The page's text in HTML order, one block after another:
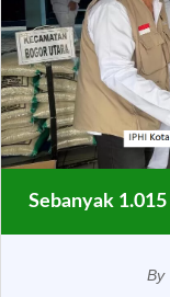
By